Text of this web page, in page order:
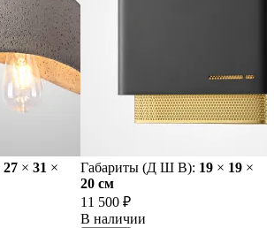
27 × 31 ×
Габариты (Д Ш В): 19 × 19 ×
20 cм
11 500 ₽
В наличии